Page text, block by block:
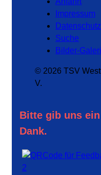
Impressum
Suche
Bilder-
© 2026 TSV
V.
Bitte gib uns
Dank.